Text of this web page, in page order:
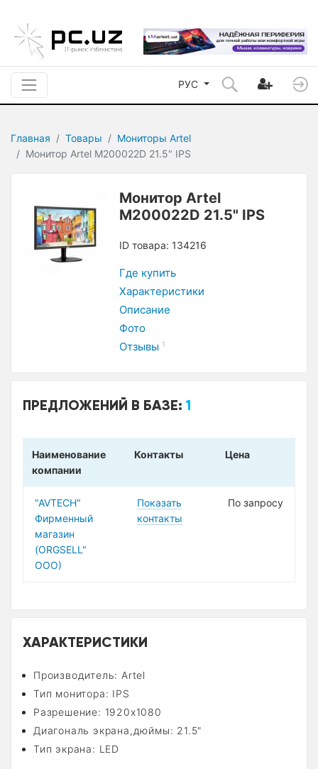
РУС
Главная Товары
Мониторы Artel
Монитор Artel M200022D 21.5" IPS
Монитор Artel
M200022D 21.5" IPS
ID товара: 134216
Где купить
Характеристики
Описание
Фото
Отзывы 1
ПРЕДЛОЖЕНИЙ В БАЗЕ:1
Наименование
компании
Контакты Цена
"AVTECH"
Фирменный
магазин
(ORGSELL"
ООО)
Показать
контакты
По запросу
ХАРАКТЕРИСТИКИ
Производитель: Artel
Тип монитора: IPS
Разрешение: 1920х1080
Диагональ экрана,дюймы: 21.5"
Тип экрана: LED